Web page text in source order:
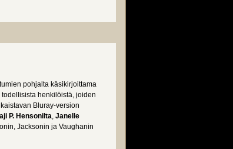
pohjalta käsikirjoittama
henkilöistä, joiden
Bluray-version
P. Hensonilta, Janelle
Jacksonin ja Vaughanin